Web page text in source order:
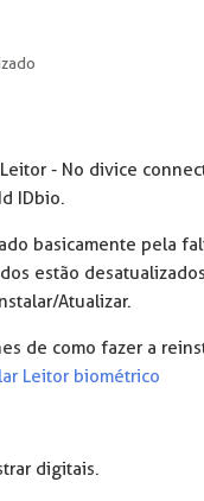
- No divice
IDbio.
basicamente pela
estão
Atualizar.
de como fazer a
Leitor biométrico
digitais.